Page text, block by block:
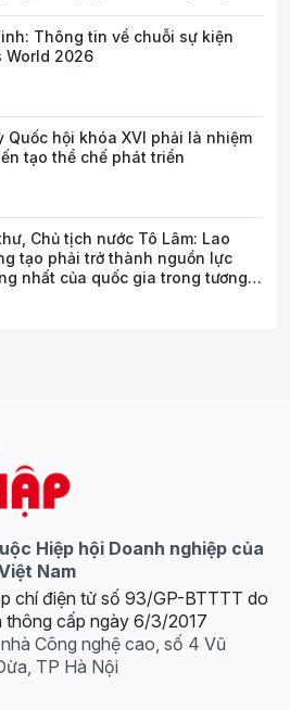
Thông tin về chuỗi sự kiện
World 2026
Quốc hội khóa XVI phải là nhiệm
tạo thể chế phát triển
Chủ tịch nước Tô Lâm: Lao
tạo phải trở thành nguồn lực
nhất của quốc gia trong tương
Hiệp hội Doanh nghiệp của
Nam
chí điện tử số 93/GP-BTTTT do
thông cấp ngày 6/3/2017
Công nghệ cao, số 4 Vũ
TP Hà Nội